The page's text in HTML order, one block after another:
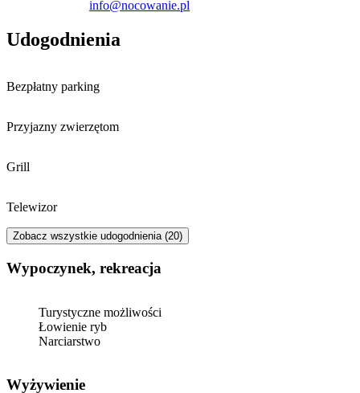
info@nocowanie.pl
Udogodnienia
Bezpłatny parking
Przyjazny zwierzętom
Grill
Telewizor
Zobacz wszystkie udogodnienia (20)
Wypoczynek, rekreacja
Turystyczne możliwości
Łowienie ryb
Narciarstwo
Wyżywienie